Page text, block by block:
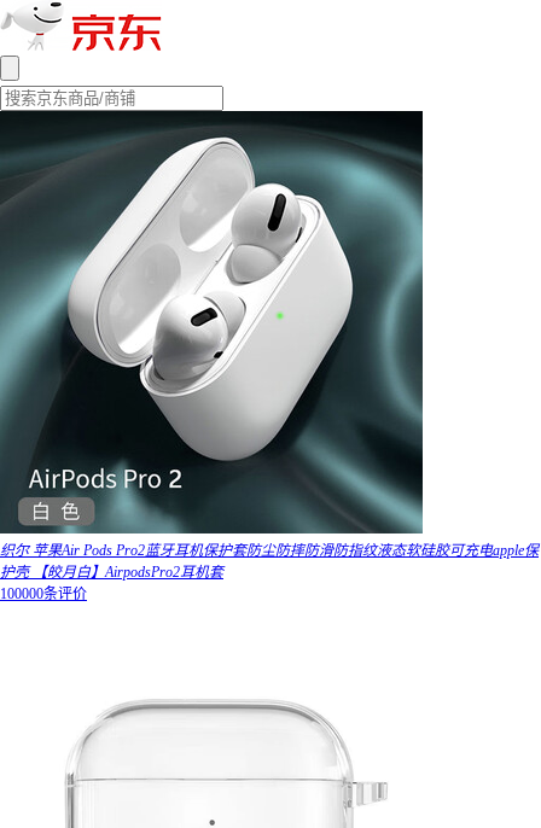
织尔 苹果Air Pods Pro2蓝牙耳机保护套防尘防摔防滑防指纹液态软硅胶可充电apple保
护壳 【皎月白】AirpodsPro2耳机套
100000条评价